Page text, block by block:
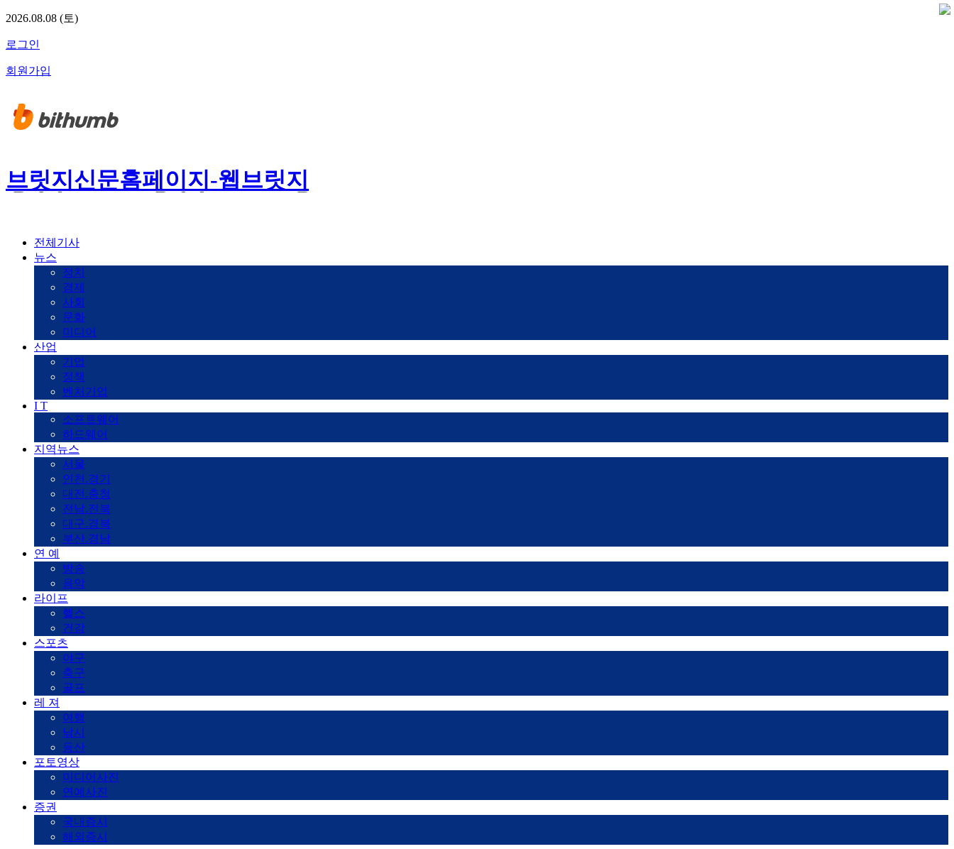
2026.08.08 (토)
로그인
회원가입
브릿지신문홈페이지-웹브릿지
전체기사
뉴스
정치
경제
사회
문화
미디어
산업
기업
정책
벤처기업
I T
소프트웨어
하드웨어
지역뉴스
서울
인천.경기
대전.충청
전남.전북
대구.경북
부산.경남
연 예
방송
음악
라이프
헬스
건강
스포츠
야구
축구
골프
레 져
여행
낚시
등산
포토영상
미디어사진
연예사진
증권
국내증시
해외증시